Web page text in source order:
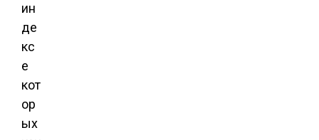
ин
де
кс
е
кот
ор
ых